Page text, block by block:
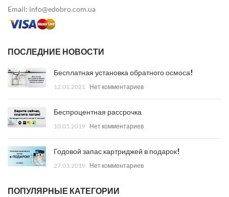
Email: info@edobro.com.ua
ПОСЛЕДНИЕ НОВОСТИ
Бесплатная установка обратного осмоса!
12.01.2021 Нет комментариев
Беспроцентная рассрочка
10.05.2019 Нет комментариев
Годовой запас картриджей в подарок!
27.03.2019 Нет комментариев
ПОПУЛЯРНЫЕ КАТЕГОРИИ